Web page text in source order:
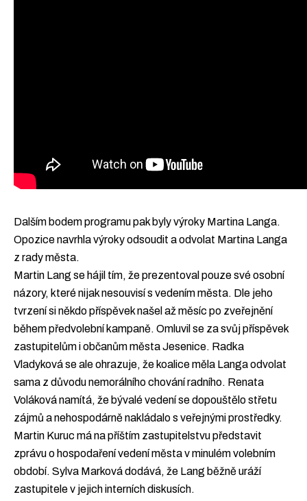
Dalším bodem programu pak byly výroky Martina Langa.
Opozice navrhla výroky odsoudit a odvolat Martina Langa
z rady města.
Martin Lang se hájil tím, že prezentoval pouze své osobní
názory, které nijak nesouvisí s vedením města. Dle jeho
tvrzení si někdo příspěvek našel až měsíc po zveřejnění
během předvolební kampaně. Omluvil se za svůj příspěvek
zastupitelům i občanům města Jesenice. Radka
Vladyková se ale ohrazuje, že koalice měla Langa odvolat
sama z důvodu nemorálního chování radního. Renata
Voláková namítá, že bývalé vedení se dopouštělo střetu
zájmů a nehospodárně nakládalo s veřejnými prostředky.
Martin Kuruc má na příštím zastupitelstvu představit
zprávu o hospodaření vedení města v minulém volebním
období. Sylva Marková dodává, že Lang běžně uráží
zastupitele v jejich interních diskusích.